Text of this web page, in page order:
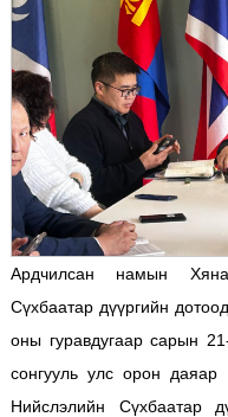
Ардчилсан намын
Сүхбаатар дүүргийн
оны гуравдугаар сарын
сонгууль улс орон даяар
Нийслэлийн Сүхбаатар